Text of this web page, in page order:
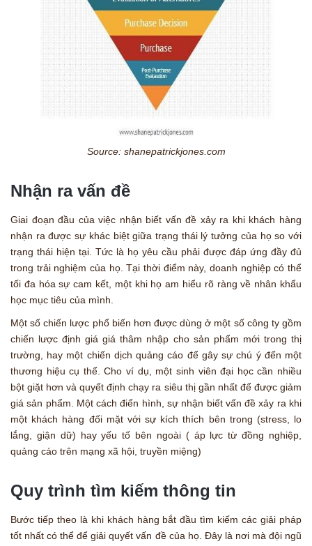
Source: shanepatrickjones.com
Nhận ra vấn đề
Giai đoạn đầu của việc nhận biết vấn đề xảy ra khi khách hàng
nhận ra được sự khác biệt giữa trạng thái lý tưởng của họ so với
trạng thái hiện tại. Tức là họ yêu cầu phải được đáp ứng đầy đủ
trong trải nghiệm của họ. Tại thời điểm này, doanh nghiệp có thể
tối đa hóa sự cam kết, một khi họ am hiểu rõ ràng về nhân khẩu
học mục tiêu của mình.
Một số chiến lược phổ biến hơn được dùng ở một số công ty gồm
chiến lược định giá giá thâm nhập cho sản phẩm mới trong thị
trường, hay một chiến dịch quảng cáo để gây sự chú ý đến một
thương hiệu cụ thể. Cho ví dụ, một sinh viên đại học cần nhiều
bột giặt hơn và quyết định chạy ra siêu thị gần nhất để được giảm
giá sản phẩm. Một cách điển hình, sự nhận biết vấn đề xảy ra khi
một khách hàng đối mặt với sự kích thích bên trong (stress, lo
lắng, giận dữ) hay yếu tố bên ngoài ( áp lực từ đồng nghiệp,
quảng cáo trên mạng xã hội, truyền miệng)
Quy trình tìm kiếm thông tin
Bước tiếp theo là khi khách hàng bắt đầu tìm kiếm các giải pháp
tốt nhất có thể để giải quyết vấn đề của họ. Đây là nơi mà đội ngũ